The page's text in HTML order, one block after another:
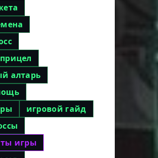
алтарь
игровой гайд
игры